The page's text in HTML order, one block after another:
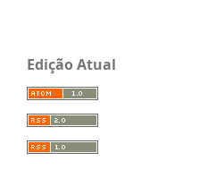
Edição Atual